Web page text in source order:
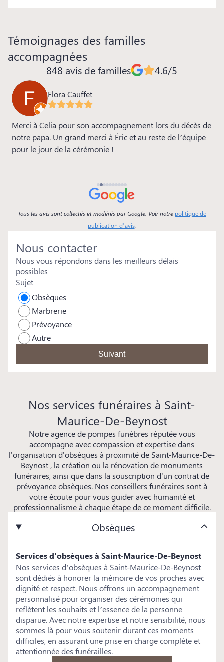
Témoignages des familles
accompagnées
848 avis de familles 4.6/5
Flora Cauffet
Merci à Celia pour son accompagnement lors du décès de
notre papa. Un grand merci à Éric et au reste de l’équipe
pour le jour de la cérémonie !
Tous les avis sont collectés et modérés par Google. Voir notre politique de
publication d’avis.
Nous contacter
Nous vous répondons dans les meilleurs délais
possibles
Sujet
Obsèques
Marbrerie
Prévoyance
Autre
Suivant
Nos services funéraires à Saint-
Maurice-De-Beynost
Notre agence de pompes funèbres réputée vous
accompagne avec compassion et expertise dans
l'organisation d'obsèques à proximité de Saint-Maurice-De-
Beynost , la création ou la rénovation de monuments
funéraires, ainsi que dans la souscription d'un contrat de
prévoyance obsèques. Nos conseillers funéraires sont à
votre écoute pour vous guider avec humanité et
professionnalisme à chaque étape de ce moment difficile.
Obsèques
Services d'obsèques à Saint-Maurice-De-Beynost
Nos services d’obsèques à Saint-Maurice-De-Beynost
sont dédiés à honorer la mémoire de vos proches avec
dignité et respect. Nous offrons un accompagnement
personnalisé pour organiser des cérémonies qui
reflètent les souhaits et l’essence de la personne
disparue. Avec notre expertise et notre sensibilité, nous
sommes là pour vous soutenir durant ces moments
difficiles, en assurant une prise en charge complète et
attentionnée des funérailles.